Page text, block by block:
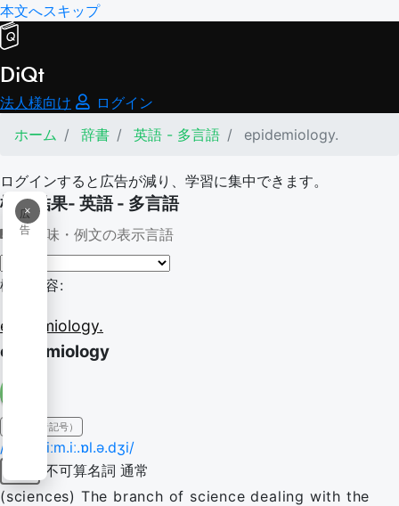
本文へスキップ
DiQt
法人様向け
ログイン
ホーム
辞書 英語 - 多言語 epidemiology.
ログインすると広告が減り、学習に集中できます。
×
広
告
検索結果- 英語 - 多言語
意味・例文の表示言語
検索内容:
epidemiology.
epidemiology
IPA（発音記号）
/ˈɛp.ɪ.diːm.iː.ɒl.ə.dʒi/
不可算名詞 通常
(sciences) The branch of science dealing with the